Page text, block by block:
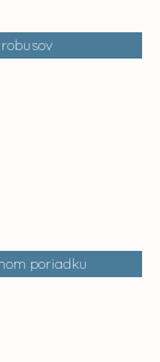
poriadku